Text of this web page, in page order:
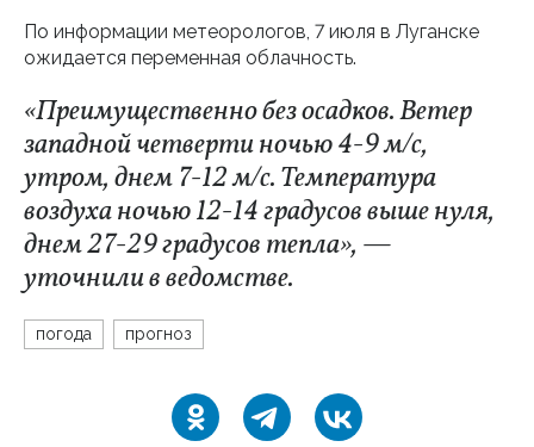
По информации метеорологов, 7 июля в Луганске
ожидается переменная облачность.
«Преимущественно без осадков. Ветер
западной четверти ночью 4-9 м/с,
утром, днем 7-12 м/с. Температура
воздуха ночью 12-14 градусов выше нуля,
днем 27-29 градусов тепла», —
уточнили в ведомстве.
погода прогноз